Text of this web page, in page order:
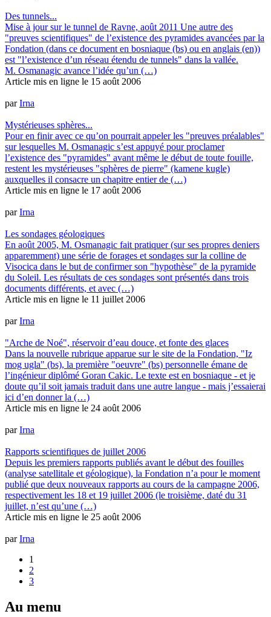
Des tunnels...
Mise à jour sur le tunnel de Ravne, août 2011 Une autre des
"preuves scientifiques" de l’existence des pyramides avancées par la
Fondation (dans ce document en bosniaque (bs) ou en anglais (en))
est "l’existence d’un réseau étendu de tunnels" dans la vallée.
M. Osmanagic avance l’idée qu’un (…)
Article mis en ligne le 15 août 2006
parIrna
Mystérieuses sphères...
Pour en finir avec ce qu’on pourrait appeler les "preuves préalables"
sur lesquelles M. Osmanagic s’est appuyé pour proclamer
l’existence des "pyramides" avant même le début de toute fouille,
restent les mystérieuses "sphères de pierre" (kamene kugle)
auxquelles il consacre un chapitre entier de (…)
Article mis en ligne le 17 août 2006
parIrna
Les sondages géologiques
En août 2005, M. Osmanagic fait pratiquer (sur ses propres deniers
apparemment) une série de forages et sondages sur la colline de
Visocica dans le but de confirmer son "hypothèse" de la pyramide
du Soleil. Les résultats de ces sondages sont présentés dans trois
documents différents, et avec (…)
Article mis en ligne le 11 juillet 2006
parIrna
"Arche de Noé", réservoir d’eau douce, et fonte des glaces
Dans la nouvelle rubrique apparue sur le site de la Fondation, "Iz
mog ugla" (bs), la première "oeuvre" (bs) personnelle émane de
l’ingénieur diplômé Goran Cakic. Le texte est en bosniaque - et je
doute qu’il soit jamais traduit dans une autre langue - mais j’essaierai
ici d’en donner la (…)
Article mis en ligne le 24 août 2006
parIrna
Rapports scientifiques de juillet 2006
Depuis les premiers rapports publiés avant le début des fouilles
(analyse satellitale et géologique), la Fondation n’a pour le moment
publié que deux nouveaux rapports au cours de la campagne 2006,
respectivement les 18 et 19 juillet 2006 (le troisième, daté du 31
juillet, n’est qu’une (…)
Article mis en ligne le 25 août 2006
parIrna
1
2
3
Au menu